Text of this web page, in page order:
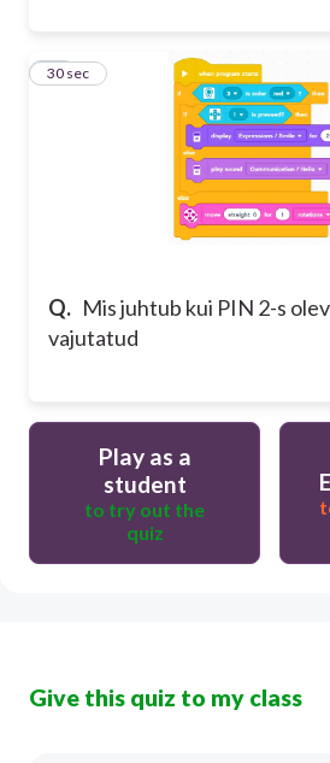
Q. Mis juhtub kui PIN 2-s
vajutatud
20
30 sec
Play as a
student
to try out the
quiz
Give this quiz to my class